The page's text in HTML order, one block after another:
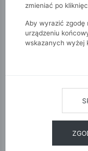
zmieniać po
Aby wyrazić zgodę
urządzeniu
wskazanych wyżej